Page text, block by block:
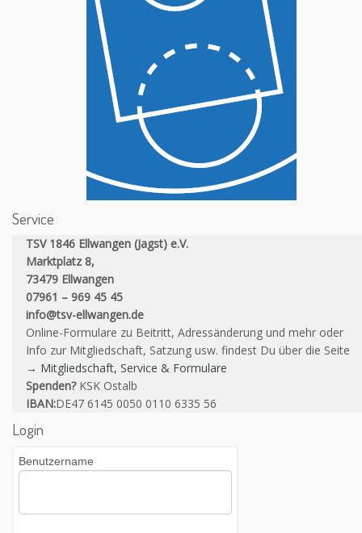
Service
TSV 1846 Ellwangen (Jagst) e.V.
Marktplatz 8,
73479 Ellwangen
07961 – 969 45 45
info@tsv-ellwangen.de
Online-Formulare zu Beitritt, Adressänderung und mehr oder
Info zur Mitgliedschaft, Satzung usw. findest Du über die Seite
→ Mitgliedschaft, Service & Formulare
Spenden? KSK Ostalb
IBAN:DE47 6145 0050 0110 6335 56
Login
Benutzername